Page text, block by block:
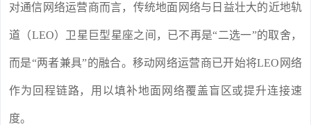
对通信网络运营商而言，传统地面网络与日益壮大的近地轨
道（LEO）卫星巨型星座之间，已不再是“二选一”的取舍，
而是“两者兼具”的融合。移动网络运营商已开始将LEO网络
作为回程链路，用以填补地面网络覆盖盲区或提升连接速
度。